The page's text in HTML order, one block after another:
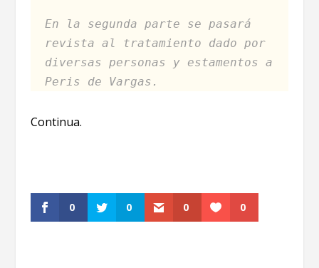
En la segunda parte se pasará
revista al tratamiento dado por
diversas personas y estamentos a
Peris de Vargas.
Continua.
0 0 0 0